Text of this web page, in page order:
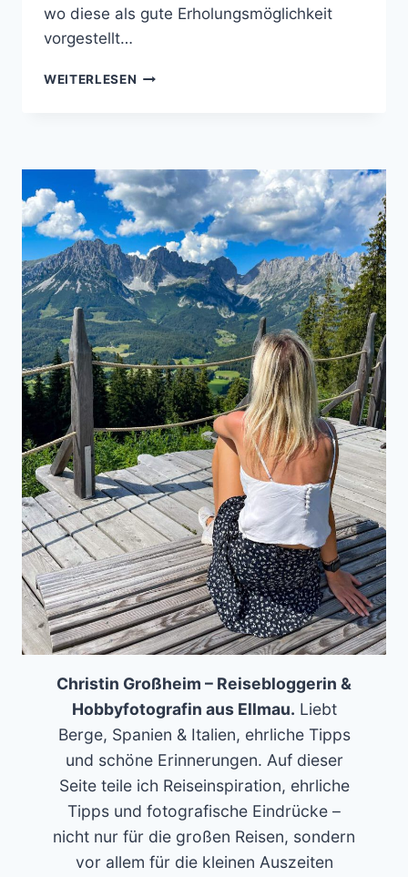
wo diese als gute Erholungsmöglichkeit
vorgestellt…
WEITERLESEN ERL:
–
HIER
LÄSST
ES
SICH
ENTSPANNEN
Christin Großheim – Reisebloggerin &
Hobbyfotografin aus Ellmau. Liebt
Berge, Spanien & Italien, ehrliche Tipps
und schöne Erinnerungen. Auf dieser
Seite teile ich Reiseinspiration, ehrliche
Tipps und fotografische Eindrücke –
nicht nur für die großen Reisen, sondern
vor allem für die kleinen Auszeiten